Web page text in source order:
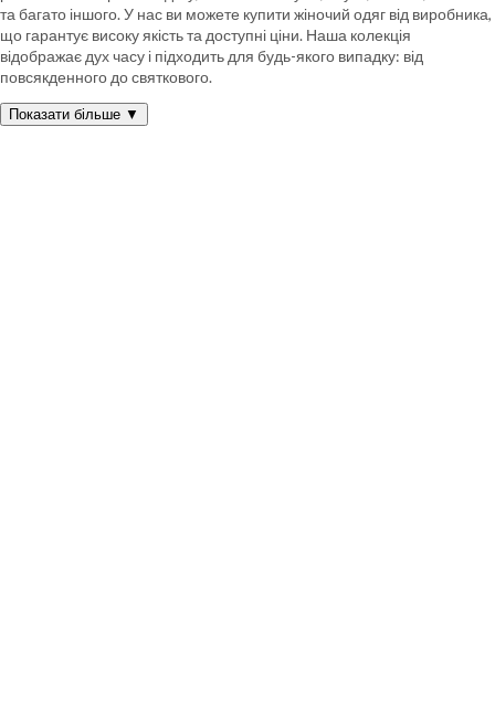
та багато іншого. У нас ви можете купити жіночий одяг від виробника,
що гарантує високу якість та доступні ціни. Наша колекція
відображає дух часу і підходить для будь-якого випадку: від
повсякденного до святкового.
Показати більше ▼